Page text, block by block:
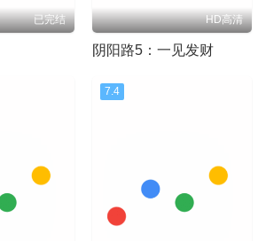
已完结 HD高清
阴阳路5：一见发财
7.4